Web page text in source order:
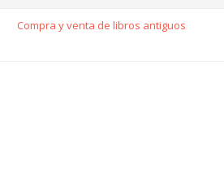
Compra y venta de libros antiguos